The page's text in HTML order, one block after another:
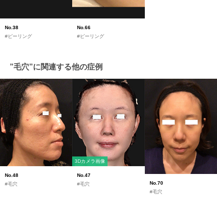
No.38
#ピーリング
No.66
#ピーリング
”毛穴”に関連する他の症例
No.48
#毛穴
3Dカメラ画像
No.47
#毛穴
No.70
#毛穴